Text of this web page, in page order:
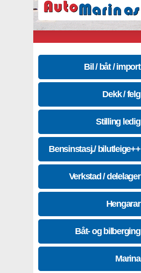
Bil / båt / import
Dekk / felg
Stilling ledig
Bensinstasj./ bilutleige++
Verkstad / delelager
Hengarar
Båt- og bilberging
Marina